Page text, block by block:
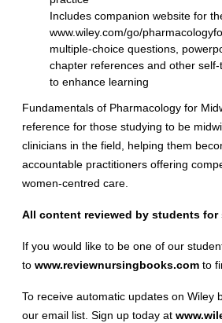
Includes companion website for
www.wiley.com/go/
multiple-choice questions,
chapter references and other
to enhance learning
Fundamentals of Pharmacology for
reference for those studying to be
clinicians in the field, helping them
accountable practitioners offering
women-centred care.
All content reviewed by students for
If you would like to be one of our
towww.reviewnursingbooks.com to
To receive automatic updates on Wiley
our email list. Sign up today at